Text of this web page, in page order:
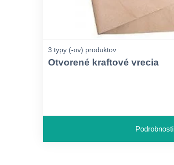
3 typy (-ov) produktov
Otvorené kraftové vrecia
Podrobnosti